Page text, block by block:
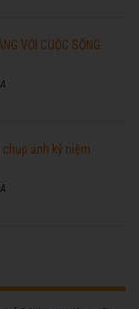
VỚI CUỘC SỐNG
chụp ảnh kỷ niệm